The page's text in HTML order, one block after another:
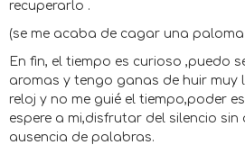
recuperarlo .
(se me acaba de cagar una paloma
En fin, el tiempo es curioso ,puedo
aromas y tengo ganas de huir muy
reloj y no me guié el tiempo,poder
espere a mi,disfrutar del silencio sin
ausencia de palabras.